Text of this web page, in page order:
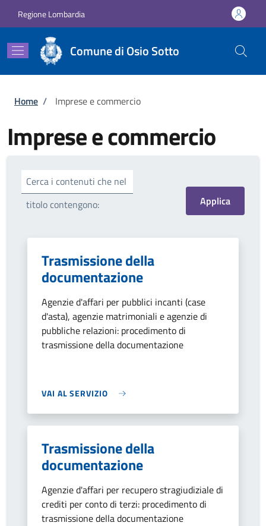
Regione Lombardia
Comune di Osio Sotto
Briciole di pane
Home / Imprese e commercio
Imprese e commercio
Cerca i contenuti che nel
titolo contengono:
Trasmissione della
documentazione
Agenzie d'affari per pubblici incanti (case
d'asta), agenzie matrimoniali e agenzie di
pubbliche relazioni: procedimento di
trasmissione della documentazione
VAI AL SERVIZIO
Trasmissione della
documentazione
Agenzie d'affari per recupero stragiudiziale di
crediti per conto di terzi: procedimento di
trasmissione della documentazione